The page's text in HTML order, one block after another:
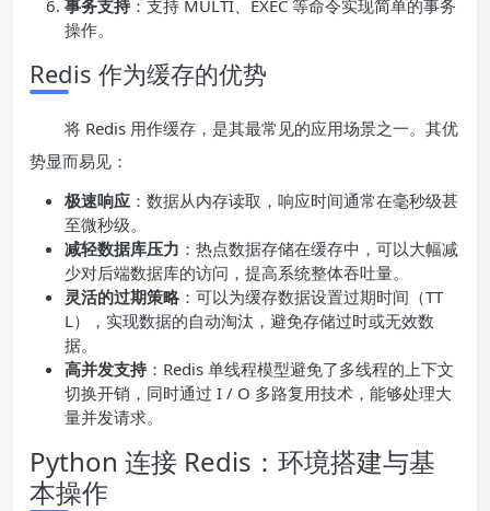
事务支持：支持 MULTI、EXEC 等命令实现简单的事务
操作。
Redis 作为缓存的优势
将 Redis 用作缓存，是其最常见的应用场景之一。其优
势显而易见：
极速响应 ：数据从内存读取，响应时间通常在毫秒级甚
至微秒级。
减轻数据库压力 ：热点数据存储在缓存中，可以大幅减
少对后端数据库的访问，提高系统整体吞吐量。
灵活的过期策略 ：可以为缓存数据设置过期时间（TT
L），实现数据的自动淘汰，避免存储过时或无效数
据。
高并发支持：Redis 单线程模型避免了多线程的上下文
切换开销，同时通过 I / O 多路复用技术，能够处理大
量并发请求。
Python 连接 Redis：环境搭建与基
本操作